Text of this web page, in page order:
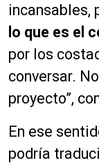
incansables,
lo que es el
por los
conversar.
proyecto”,
En ese
podría